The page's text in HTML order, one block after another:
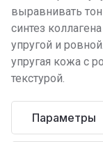
выравнивать тон
синтез
упругой и
упругая кожа с
текстурой.
Параметры